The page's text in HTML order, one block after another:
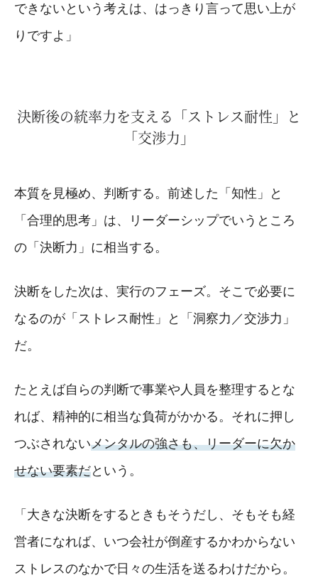
できないという考えは、はっきり言って思い上が
りですよ」
決断後の統率力を支える「ストレス耐性」と
「交渉力」
本質を見極め、判断する。前述した「知性」と
「合理的思考」は、リーダーシップでいうところ
の「決断力」に相当する。
決断をした次は、実行のフェーズ。そこで必要に
なるのが「ストレス耐性」と「洞察力／交渉力」
だ。
たとえば自らの判断で事業や人員を整理するとな
れば、精神的に相当な負荷がかかる。それに押し
つぶされないメンタルの強さも、リーダーに欠か
せない要素だという。
「大きな決断をするときもそうだし、そもそも経
営者になれば、いつ会社が倒産するかわからない
ストレスのなかで日々の生活を送るわけだから。